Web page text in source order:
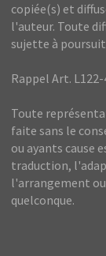
copiée(s) et
l'auteur. Toute
sujette à
Rappel Art.
Toute
faite sans le
ou ayants cause
traduction,
l'arrangement
quelconque.